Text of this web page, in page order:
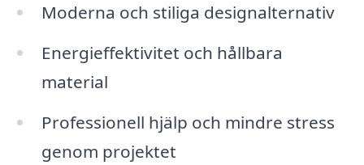
Moderna och stiliga designalternativ
Energieffektivitet och hållbara
material
Professionell hjälp och mindre stress
genom projektet